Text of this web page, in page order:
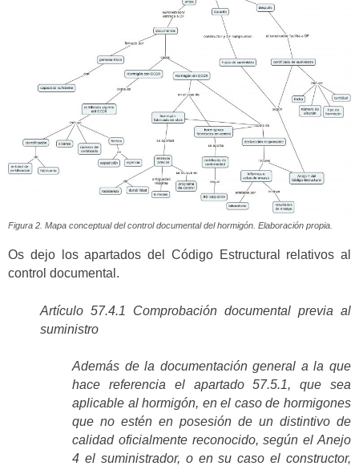
Figura 2. Mapa conceptual del control documental del hormigón. Elaboración propia.
Os dejo los apartados del Código Estructural relativos al
control documental.
Artículo 57.4.1 Comprobación documental previa al
suministro
Además de la documentación general a la que
hace referencia el apartado 57.5.1, que sea
aplicable al hormigón, en el caso de hormigones
que no estén en posesión de un distintivo de
calidad oficialmente reconocido, según el Anejo
4 el suministrador, o en su caso el constructor,